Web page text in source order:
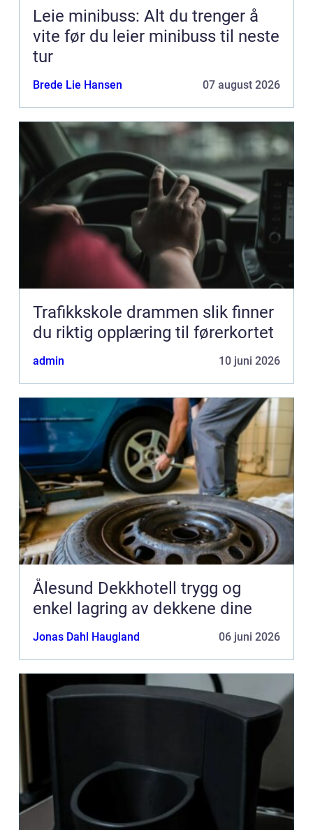
Leie minibuss: Alt du trenger å
vite før du leier minibuss til neste
tur
Brede Lie Hansen 07 august 2026
Trafikkskole drammen slik finner
du riktig opplæring til førerkortet
admin 10 juni 2026
Ålesund Dekkhotell trygg og
enkel lagring av dekkene dine
Jonas Dahl Haugland 06 juni 2026